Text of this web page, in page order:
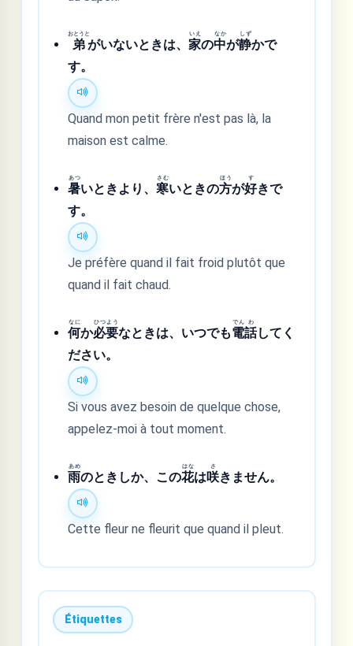
弟
おとうと
がいないときは、家
いえ
の中
なか
が静
しず
かで
す。
Quand mon petit frère n'est pas là, la
maison est calme.
暑
あつ
いときより、寒
さむ
いときの方
ほう
が好
す
きで
す。
Je préfère quand il fait froid plutôt que
quand il fait chaud.
何
なに
か必
ひつ
要
よう
なときは、いつでも電
でん
話
わ
してく
ださい。
Si vous avez besoin de quelque chose,
appelez-moi à tout moment.
雨
あめ
のときしか、この花
はな
は咲
さ
きません。
Cette fleur ne fleurit que quand il pleut.
Étiquettes